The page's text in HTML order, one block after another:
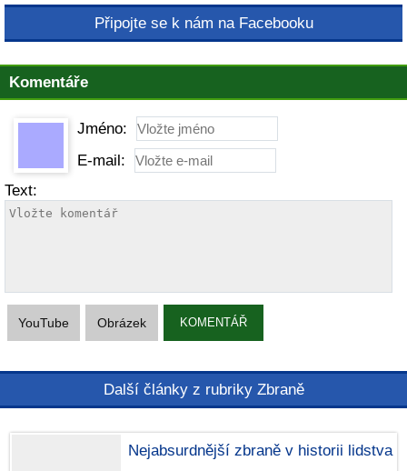
Připojte se k nám na Facebooku
Komentáře
Jméno:
E-mail:
Text:
YouTube Obrázek KOMENTÁŘ
Další články z rubriky Zbraně
Nejabsurdnější zbraně v historii lidstva